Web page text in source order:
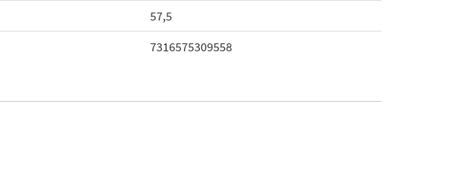
57,5
7316575309558